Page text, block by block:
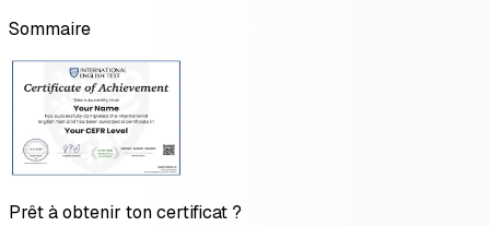
Sommaire
Prêt à obtenir ton certificat ?